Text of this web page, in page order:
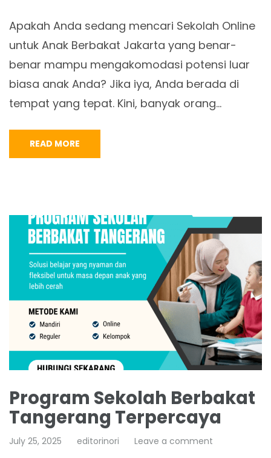
Apakah Anda sedang mencari Sekolah Online
untuk Anak Berbakat Jakarta yang benar-
benar mampu mengakomodasi potensi luar
biasa anak Anda? Jika iya, Anda berada di
tempat yang tepat. Kini, banyak orang…
READ MORE
Program Sekolah Berbakat
Tangerang Terpercaya
July 25, 2025 editorinori Leave a comment